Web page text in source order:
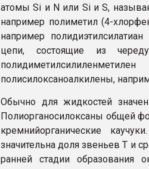
атомы Si и N или Si и S,
например полиметил (4-
например
цепи, состоящие из
полисилоксаноалкилены,
Обычно для жидкостей
Полиорганосилоксаны общей
кремнийорганические
значительна доля звеньев Т и
ранней стадии образования